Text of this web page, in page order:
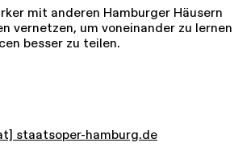
mit anderen Hamburger Häusern
vernetzen, um voneinander zu lernen
besser zu teilen.
staatsoper-hamburg.de